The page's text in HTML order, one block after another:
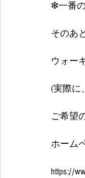
❇一番
そのあと
ウォー
(実際に
ご希望
ホーム
https://